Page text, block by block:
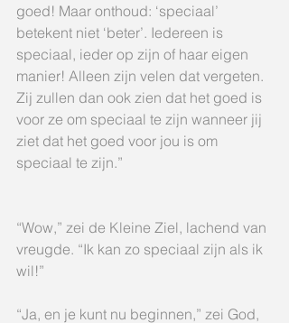
goed! Maar onthoud: ‘speciaal’
betekent niet ‘beter’. Iedereen is
speciaal, ieder op zijn of haar eigen
manier! Alleen zijn velen dat vergeten.
Zij zullen dan ook zien dat het goed is
voor ze om speciaal te zijn wanneer jij
ziet dat het goed voor jou is om
speciaal te zijn.”
“Wow,” zei de Kleine Ziel, lachend van
vreugde. “Ik kan zo speciaal zijn als ik
wil!”
“Ja, en je kunt nu beginnen,” zei God,